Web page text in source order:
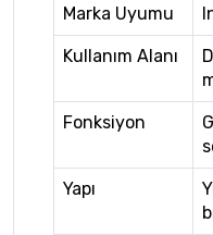
Marka Uyumu
Kullanım Alanı
Fonksiyon
Yapı